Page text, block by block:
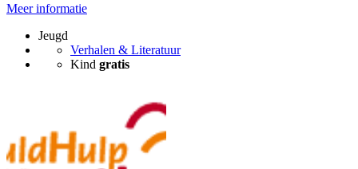
Meer informatie
Jeugd
Verhalen & Literatuur
Kind gratis